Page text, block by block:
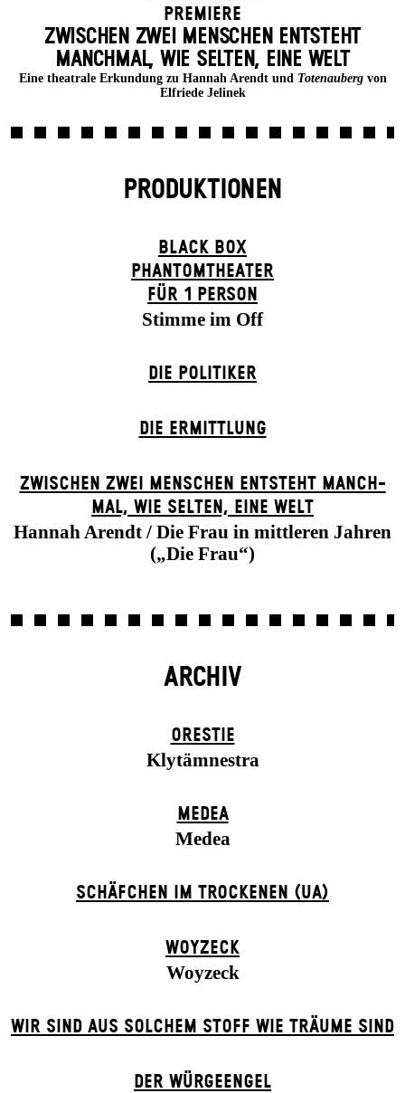
Premiere
ZWISCHEN ZWEI MENSCHEN ENT­STEHT
MANCH­MAL, WIE SELTEN, EINE WELT
Eine theatrale Erkundung zu Hannah Arendt und Totenaubergvon
Elfriede Jelinek
PRODUKTIONEN
BLACK BOX
PHANTOM­THEATER
FÜR 1 PERSON
Stimme im Off
DIE POLITIKER
DIE ERMITTLUNG
ZWISCHEN ZWEI MENSCHEN ENT­STEHT MANCH­
MAL, WIE SELTEN, EINE WELT
Hannah Arendt / Die Frau in mittleren Jahren
(„Die Frau“)
ARCHIV
ORESTIE
Klytämnestra
MEDEA
Medea
SCHÄFCHEN IM TROCKENEN (UA)
WOYZECK
Woyzeck
WIR SIND AUS SOLCHEM STOFF WIE TRÄUME SIND
DER WÜR­GE­ENG­EL